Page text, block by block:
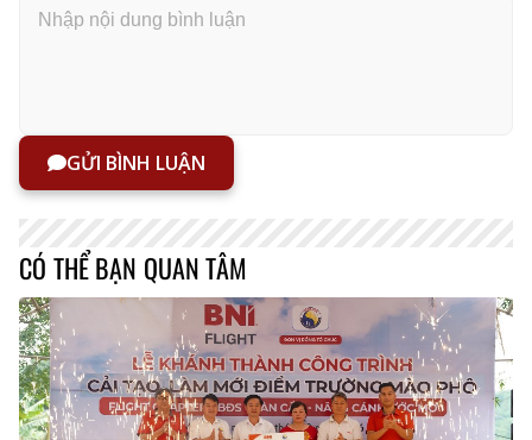
GỬI BÌNH LUẬN
CÓ THỂ BẠN QUAN TÂM